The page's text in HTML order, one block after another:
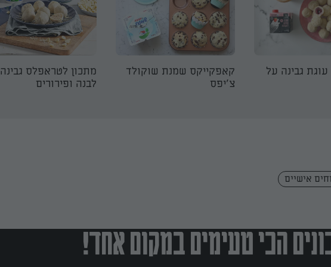
גבינה על
קאפקייקס שמנת שוקולד
צ׳יפס
מתכון לטראפלס גבינה
לבנה ופירורים
אישיים
הכי טעימים במקום אחד!